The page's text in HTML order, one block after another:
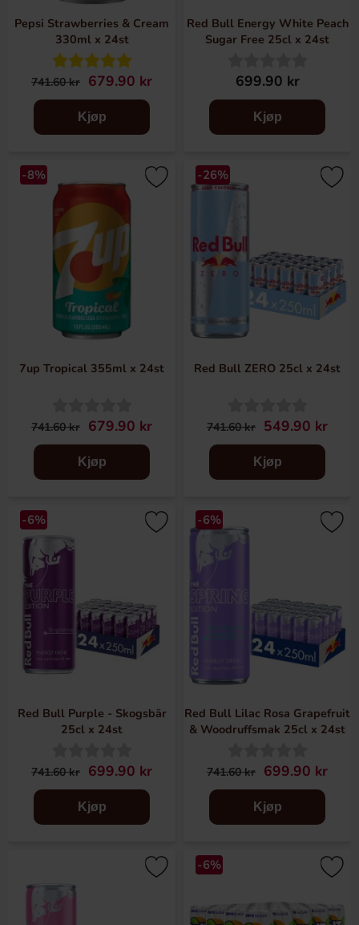
Pepsi Strawberries & Cream
330ml x 24st
741.60 kr 679.90 kr
Kjøp
Red Bull Energy White Peach
Sugar Free 25cl x 24st
699.90 kr
Kjøp
-8%
7up Tropical 355ml x 24st
741.60 kr 679.90 kr
Kjøp
-26%
Red Bull ZERO 25cl x 24st
741.60 kr 549.90 kr
Kjøp
-6%
Red Bull Purple - Skogsbär
25cl x 24st
741.60 kr 699.90 kr
Kjøp
-6%
Red Bull Lilac Rosa Grapefruit
& Woodruffsmak 25cl x 24st
741.60 kr 699.90 kr
Kjøp
-6%